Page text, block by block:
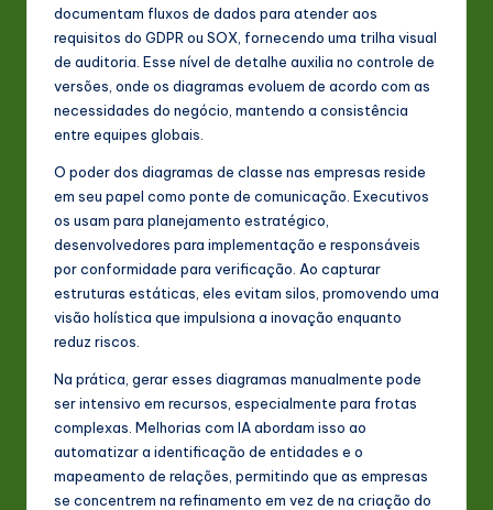
documentam fluxos de dados para atender aos
requisitos do GDPR ou SOX, fornecendo uma trilha visual
de auditoria. Esse nível de detalhe auxilia no controle de
versões, onde os diagramas evoluem de acordo com as
necessidades do negócio, mantendo a consistência
entre equipes globais.
O poder dos diagramas de classe nas empresas reside
em seu papel como ponte de comunicação. Executivos
os usam para planejamento estratégico,
desenvolvedores para implementação e responsáveis
por conformidade para verificação. Ao capturar
estruturas estáticas, eles evitam silos, promovendo uma
visão holística que impulsiona a inovação enquanto
reduz riscos.
Na prática, gerar esses diagramas manualmente pode
ser intensivo em recursos, especialmente para frotas
complexas. Melhorias com IA abordam isso ao
automatizar a identificação de entidades e o
mapeamento de relações, permitindo que as empresas
se concentrem na refinamento em vez de na criação do